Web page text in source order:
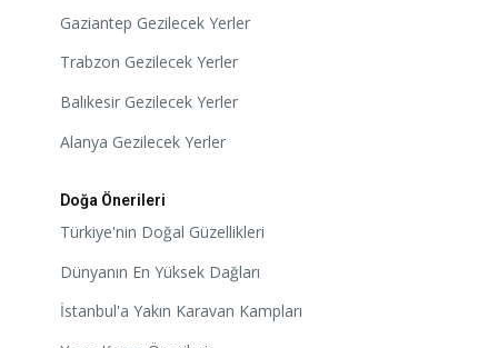
Gaziantep Gezilecek Yerler
Trabzon Gezilecek Yerler
Balıkesir Gezilecek Yerler
Alanya Gezilecek Yerler
Doğa Önerileri
Türkiye'nin Doğal Güzellikleri
Dünyanın En Yüksek Dağları
İstanbul'a Yakın Karavan Kampları